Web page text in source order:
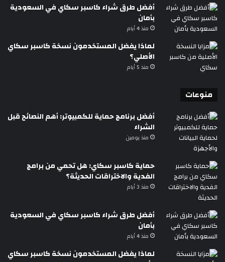
أفضل طرق شراء كاسبر سكاي في السعودية
بأمان
منذ 4 أيام
لماذا يفضل المستخدمون نسخة كاسبر سكاي
الأصلي؟
منذ 5 أيام
منوعات
أفضل برنامج حماية للكمبيوتر: أهم النصائح قبل
الشراء
منذ يومين
حماية كاسبر سكاي: هل تحمي من برامج
الفدية والاختراقات الحديثة؟
منذ 3 أيام
أفضل طرق شراء كاسبر سكاي في السعودية
بأمان
منذ 4 أيام
لماذا يفضل المستخدمون نسخة كاسبر سكاي